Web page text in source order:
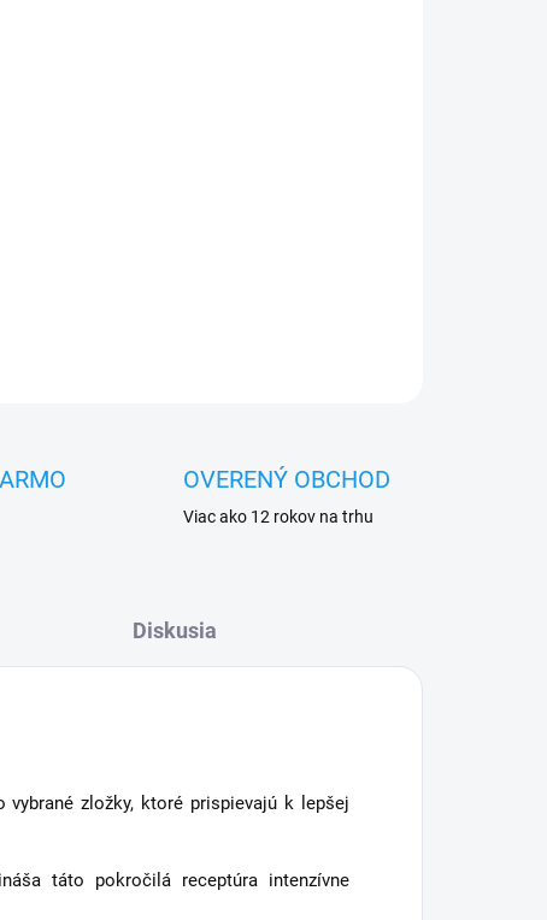
OVERENÝ OBCHOD
Viac ako 12 rokov na trhu
Diskusia
zložky, ktoré prispievajú k lepšej
táto pokročilá receptúra intenzívne